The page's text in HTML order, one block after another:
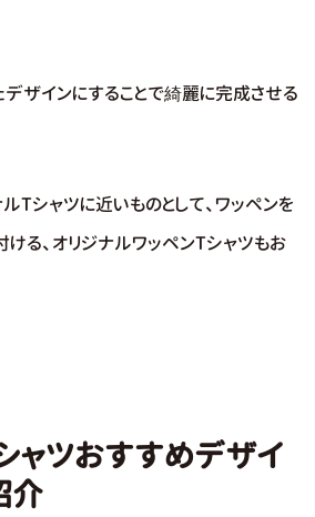
デザインにすることで綺麗に完成させる
Tシャツに近いものとして、ワッペンを
る、オリジナルワッペンTシャツもお
ャツおすすめデザイ
介